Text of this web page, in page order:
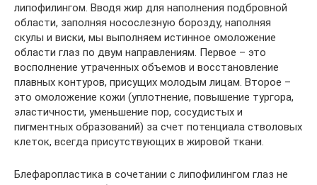
липофилингом. Вводя жир для наполнения подбровной
области, заполняя носослезную борозду, наполняя
скулы и виски, мы выполняем истинное омоложение
области глаз по двум направлениям. Первое – это
восполнение утраченных объемов и восстановление
плавных контуров, присущих молодым лицам. Второе –
это омоложение кожи (уплотнение, повышение тургора,
эластичности, уменьшение пор, сосудистых и
пигментных образований) за счет потенциала стволовых
клеток, всегда присутствующих в жировой ткани.
Блефаропластика в сочетании с липофилингом глаз не